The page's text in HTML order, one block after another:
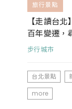
旅行景點
【走讀台
百年變遷，
步行城市
台北景點
more